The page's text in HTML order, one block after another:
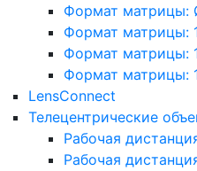
Формат
Формат матрицы:
Формат матрицы:
Формат матрицы:
LensConnect
Телецентрические
Рабочая
Рабочая